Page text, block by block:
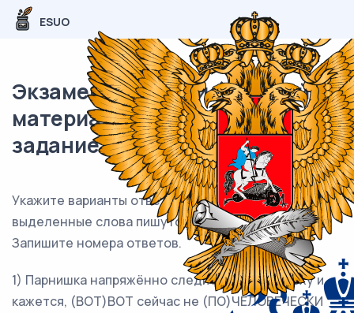
ESUO
Экзаменационный (типовой)
материал ЕГЭ / Русский / 14
задание (24) / 131
Укажите варианты ответов, в которых все
выделенные слова пишутсяЧЕРЕЗ ДЕФИС.
Запишите номера ответов.
1) Парнишка напряжённо следит за нами сверху и,
кажется, (ВОТ)ВОТ сейчас не (ПО)ЧЕЛОВЕЧЕСКИ